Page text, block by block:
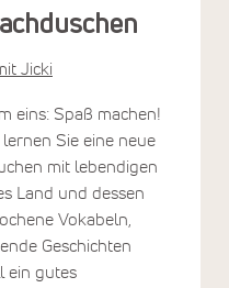
Jicki
eins: Spaß machen!
lernen Sie eine neue
mit lebendigen
Land und dessen
Vokabeln,
Geschichten
ein gutes